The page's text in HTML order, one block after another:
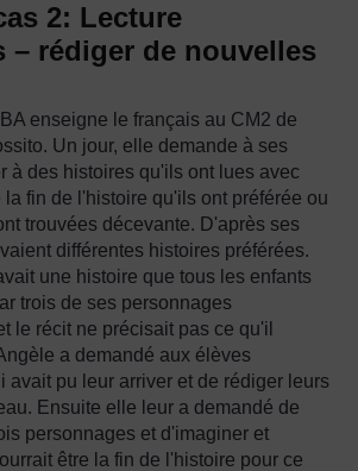
2: Lecture
– rédiger de nouvelles
enseigne le français au CM2 de
Un jour, elle demande à ses
à des histoires qu'ils ont lues avec
fin de l'histoire qu'ils ont préférée ou
trouvées décevante. D'après ses
différentes histoires préférées.
une histoire que tous les enfants
trois de ses personnages
le récit ne précisait pas ce qu'il
a demandé aux élèves
avait pu leur arriver et de rédiger leurs
Ensuite elle leur a demandé de
personnages et d'imaginer et
être la fin de l'histoire pour ce